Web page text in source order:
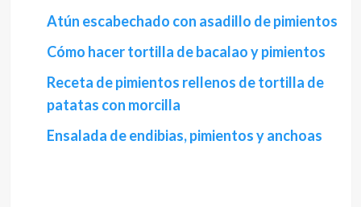
Atún escabechado con asadillo de pimientos
Cómo hacer tortilla de bacalao y pimientos
Receta de pimientos rellenos de tortilla de
patatas con morcilla
Ensalada de endibias, pimientos y anchoas